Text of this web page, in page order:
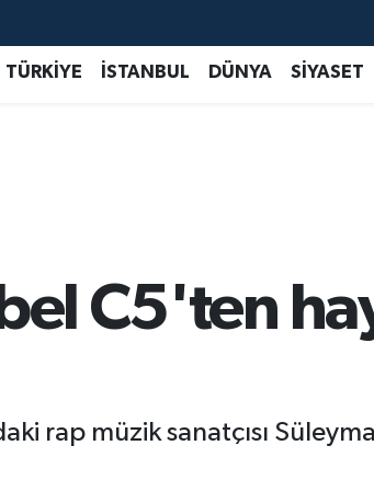
TÜRKİYE İSTANBUL DÜNYA SİYASET
C5'ten
rap müzik sanatçısı